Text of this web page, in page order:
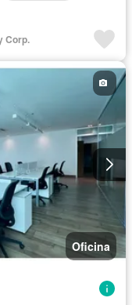
Corp.
Oficina